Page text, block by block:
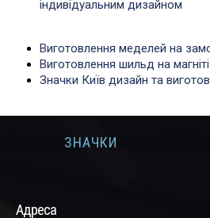
індивідуальним дизайном
Виготовлення меделей на
Виготовлення шильд на магніті
Значки Київ дизайн та
ЗНАЧКИ
Адреса